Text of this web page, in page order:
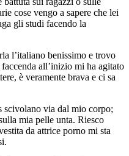
cose vengo a sapere che lei
gli studi facendo la
l’italiano benissimo e trovo
all’inizio mi ha agitato
è veramente brava e ci sa
scivolano via dal mio corpo;
mia pelle unta. Riesco
da attrice porno mi sta